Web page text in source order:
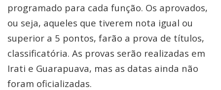
programado para cada função. Os aprovados,
ou seja, aqueles que tiverem nota igual ou
superior a 5 pontos, farão a prova de títulos,
classificatória. As provas serão realizadas em
Irati e Guarapuava, mas as datas ainda não
foram oficializadas.